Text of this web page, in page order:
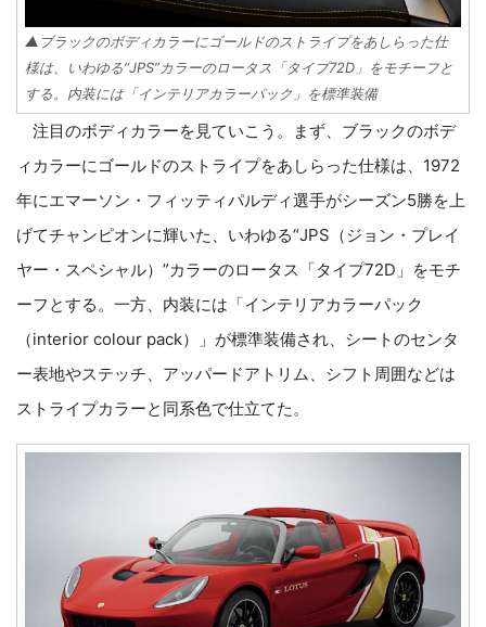
▲ブラックのボディカラーにゴールドのストライプをあしらった仕
様は、いわゆる“JPS”カラーのロータス「タイプ72D」をモチーフと
する。内装には「インテリアカラーパック」を標準装備
注目のボディカラーを見ていこう。まず、ブラックのボデ
ィカラーにゴールドのストライプをあしらった仕様は、1972
年にエマーソン・フィッティパルディ選手がシーズン5勝を上
げてチャンピオンに輝いた、いわゆる“JPS（ジョン・プレイ
ヤー・スペシャル）”カラーのロータス「タイプ72D」をモチ
ーフとする。一方、内装には「インテリアカラーパック
（interior colour pack）」が標準装備され、シートのセンタ
ー表地やステッチ、アッパードアトリム、シフト周囲などは
ストライプカラーと同系色で仕立てた。